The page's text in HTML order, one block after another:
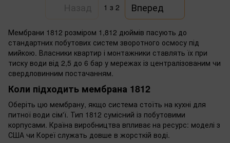
1 з 2 Вперед
Мембрани 1812 розміром 1,812 дюймів пасують до
стандартних побутових систем зворотного осмосу під
мийкою. Власники квартир і монтажники ставлять їх при
тиску води від 2,5 до 6 бар у мережах із централізованим чи
свердловинним постачанням.
Коли підходить мембрана 1812
Оберіть цю мембрану, якщо система стоїть на кухні для
питної води сім'ї. Тип 1812 сумісний із побутовими
корпусами. Країна виробництва впливає на ресурс: моделі з
США чи Кореї служать довше в жорсткій воді.